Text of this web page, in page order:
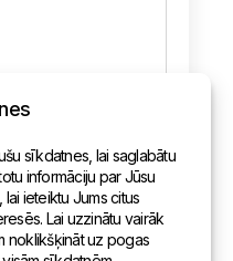
pasaulē
sīkdatnes, lai saglabātu
informāciju par Jūsu
ieteiktu Jums citus
Lai uzzinātu vairāk
noklikšķināt uz pogas